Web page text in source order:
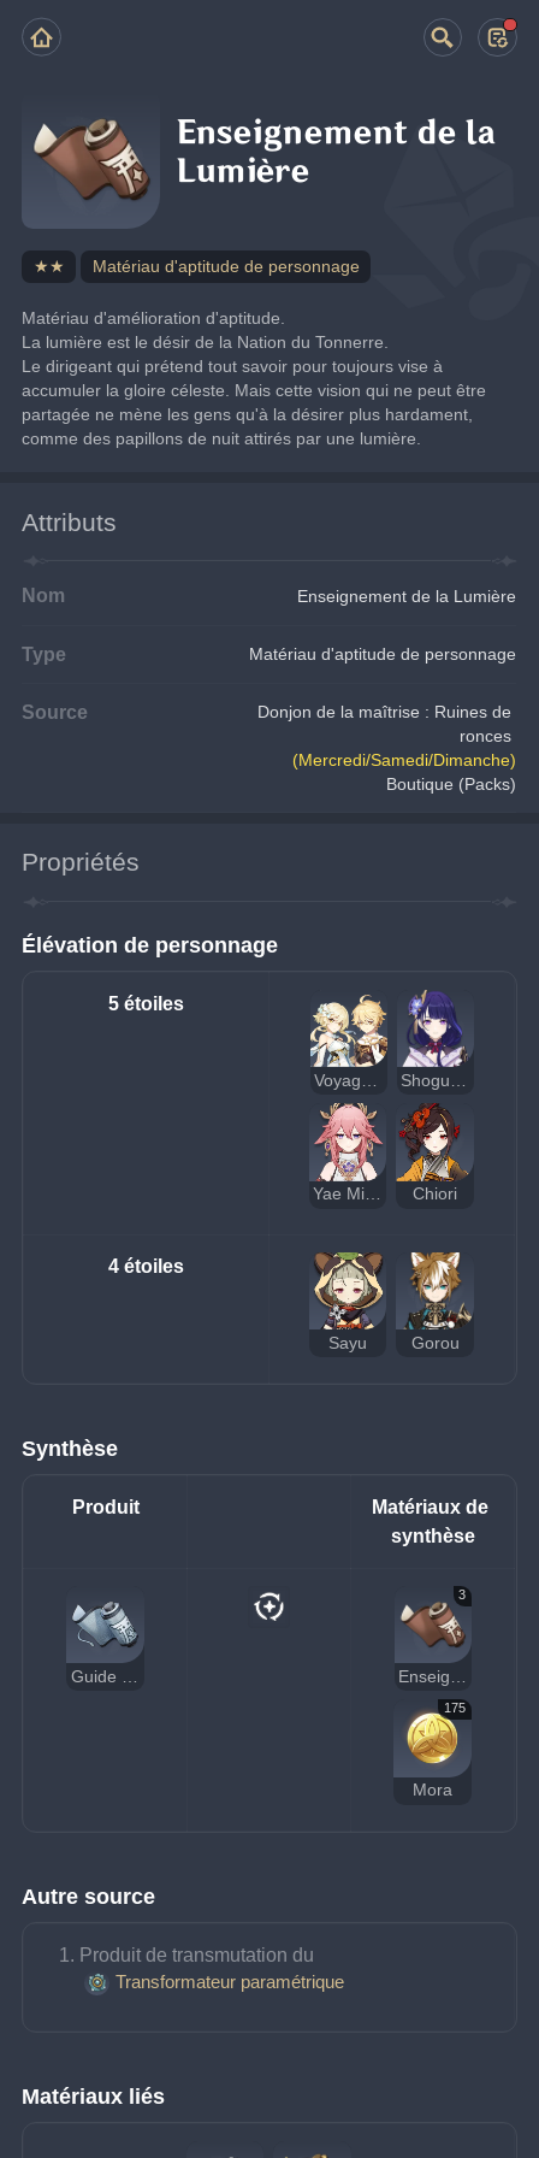
Enseignement de la
Lumière
★★ Matériau d'aptitude de personnage
Matériau d'amélioration d'aptitude.
La lumière est le désir de la Nation du Tonnerre.
Le dirigeant qui prétend tout savoir pour toujours vise à
accumuler la gloire céleste. Mais cette vision qui ne peut être
partagée ne mène les gens qu'à la désirer plus hardament,
comme des papillons de nuit attirés par une lumière.
Attributs
Nom Enseignement de la Lumière
Type Matériau d'aptitude de personnage
Source
Donjon de la maîtrise : Ruines de
ronces
(Mercredi/Samedi/Dimanche)
Boutique (Packs)
Propriétés
Élévation de personnage
5 étoiles
Yae Miko Chiori
4 étoiles
Sayu Gorou
Synthèse
Produit
Matériaux de
synthèse
3
175
Mora
Autre source
Produit de transmutation du
Transformateur paramétrique
Matériaux liés